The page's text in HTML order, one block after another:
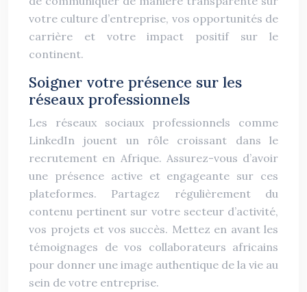
votre culture d’entreprise, vos opportunités de
carrière et votre impact positif sur le
continent.
Soigner votre présence sur les
réseaux professionnels
Les réseaux sociaux professionnels comme
LinkedIn jouent un rôle croissant dans le
recrutement en Afrique. Assurez-vous d’avoir
une présence active et engageante sur ces
plateformes. Partagez régulièrement du
contenu pertinent sur votre secteur d’activité,
vos projets et vos succès. Mettez en avant les
témoignages de vos collaborateurs africains
pour donner une image authentique de la vie au
sein de votre entreprise.